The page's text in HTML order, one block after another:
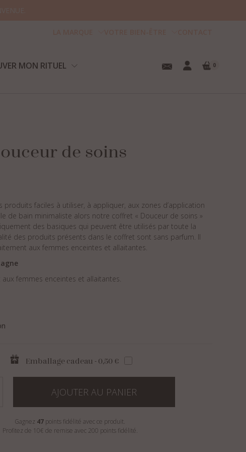
MON RITUEL 0
de soins
produits faciles à utiliser, à appliquer, aux zones d’application
de bain minimaliste alors notre coffret « Douceur de soins »
des basiques qui peuvent être utilisés par toute la
des produits présents dans le coffret sont sans parfum. Il
aux femmes enceintes et allaitantes.
femmes enceintes et allaitantes.
Gagnez 47 points fidélité avec ce produit.
Profitez de 10€ de remise avec 200 points fidélité.
AJOUTER AU PANIER
Emballage cadeau - 0,50 €